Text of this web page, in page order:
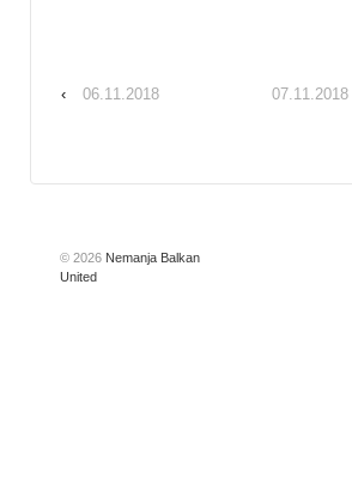
‹ 06.11.2018 07.11.2018
© 2026 Nemanja Balkan
United